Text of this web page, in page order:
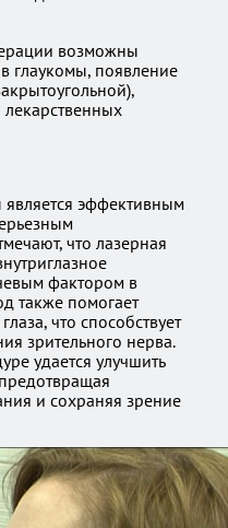
возможны
глаукомы, появление
эффективным
что лазерная
фактором в
также помогает
что способствует
зрительного нерва.
удается улучшить
и сохраняя зрение